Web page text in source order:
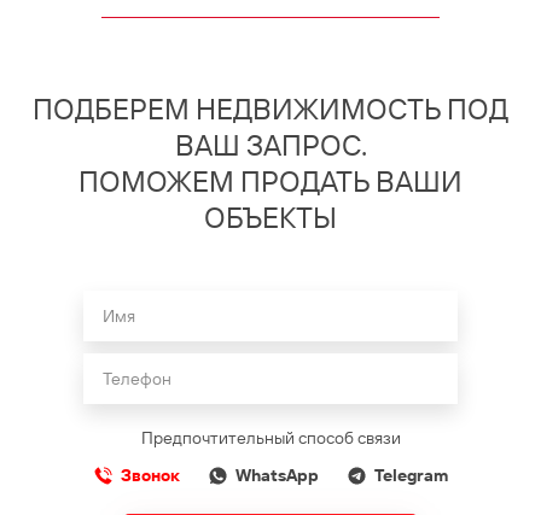
ПОДБЕРЕМ НЕДВИЖИМОСТЬ ПОД
ВАШ ЗАПРОС.
ПОМОЖЕМ ПРОДАТЬ ВАШИ
ОБЪЕКТЫ
Предпочтительный способ связи
Звонок
WhatsApp Telegram